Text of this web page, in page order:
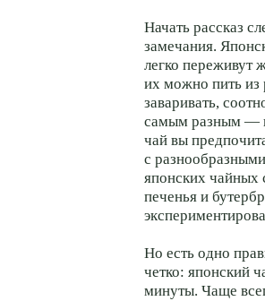
Начать рассказ
замечания.
легко переживут
их можно пить из
заваривать,
самым разным — в
чай вы
с
японских чайных
печенья и
Но есть одно
четко: японский
минуты. Чаще